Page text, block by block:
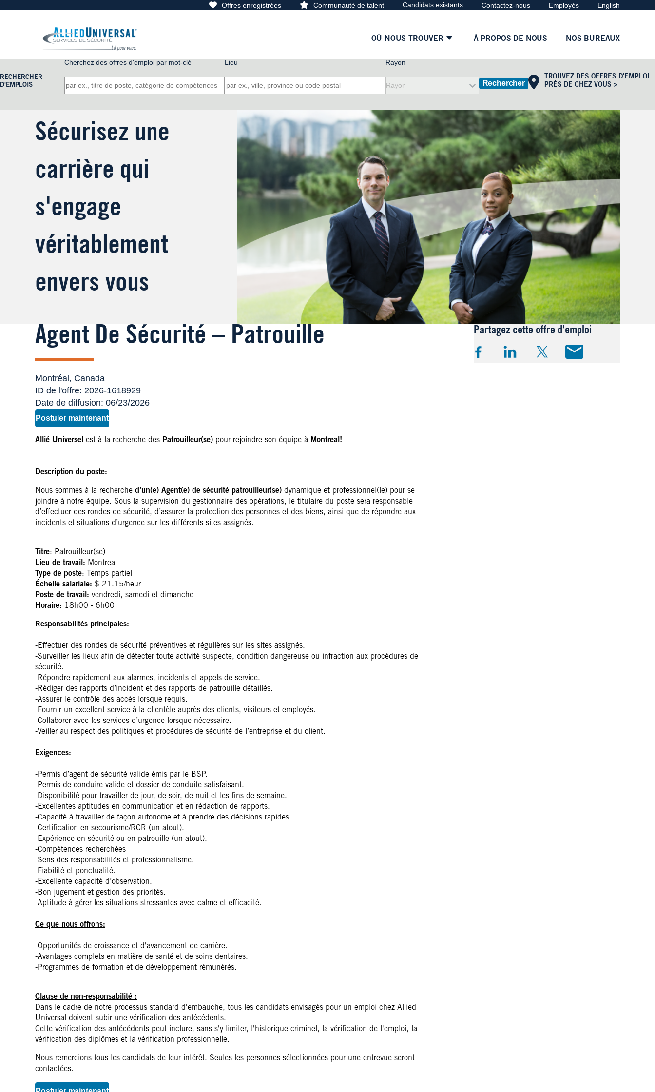
OÙ NOUS TROUVER À PROPOS DE NOUS NOS BUREAUX
Offres enregistrées Communauté de talent Candidats existants Contactez-nous Employés English
RECHERCHER
D'EMPLOIS
Cherchez des offres d'emploi par mot-clé Lieu Rayon
Rechercher
TROUVEZ DES OFFRES D'EMPLOI
PRÈS DE CHEZ VOUS >
Sécurisez une
carrière qui
s'engage
véritablement
envers vous
Agent De Sécurité – Patrouille
Agent
de
sécurité
–
Patrouille
Montréal, Canada
ID de l'offre: 2026-1618929
Date de diffusion: 06/23/2026
Postuler maintenant
Allié Universel est à la recherche des Patrouilleur(se) pour rejoindre son équipe à Montreal!
Description du poste:
Nous sommes à la recherche d’un(e) Agent(e) de sécurité patrouilleur(se) dynamique et professionnel(le) pour se
joindre à notre équipe. Sous la supervision du gestionnaire des opérations, le titulaire du poste sera responsable
d’effectuer des rondes de sécurité, d’assurer la protection des personnes et des biens, ainsi que de répondre aux
incidents et situations d’urgence sur les différents sites assignés.
Titre: Patrouilleur(se)
Lieu de travail: Montreal
Type de poste: Temps partiel
Échelle salariale: $ 21.15/heur
Poste de travail: vendredi, samedi et dimanche
Horaire: 18h00 - 6h00
Responsabilités principales:
-Effectuer des rondes de sécurité préventives et régulières sur les sites assignés.
-Surveiller les lieux afin de détecter toute activité suspecte, condition dangereuse ou infraction aux procédures de
sécurité.
-Répondre rapidement aux alarmes, incidents et appels de service.
-Rédiger des rapports d’incident et des rapports de patrouille détaillés.
-Assurer le contrôle des accès lorsque requis.
-Fournir un excellent service à la clientèle auprès des clients, visiteurs et employés.
-Collaborer avec les services d’urgence lorsque nécessaire.
-Veiller au respect des politiques et procédures de sécurité de l’entreprise et du client.
Exigences:
-Permis d’agent de sécurité valide émis par le BSP.
-Permis de conduire valide et dossier de conduite satisfaisant.
-Disponibilité pour travailler de jour, de soir, de nuit et les fins de semaine.
-Excellentes aptitudes en communication et en rédaction de rapports.
-Capacité à travailler de façon autonome et à prendre des décisions rapides.
-Certification en secourisme/RCR (un atout).
-Expérience en sécurité ou en patrouille (un atout).
-Compétences recherchées
-Sens des responsabilités et professionnalisme.
-Fiabilité et ponctualité.
-Excellente capacité d’observation.
-Bon jugement et gestion des priorités.
-Aptitude à gérer les situations stressantes avec calme et efficacité.
Ce que nous offrons:
-Opportunités de croissance et d'avancement de carrière.
-Avantages complets en matière de santé et de soins dentaires.
-Programmes de formation et de développement rémunérés.
Clause de non-responsabilité :
Dans le cadre de notre processus standard d'embauche, tous les candidats envisagés pour un emploi chez Allied
Universal doivent subir une vérification des antécédents.
Cette vérification des antécédents peut inclure, sans s'y limiter, l'historique criminel, la vérification de l'emploi, la
vérification des diplômes et la vérification professionnelle.
Nous remercions tous les candidats de leur intérêt. Seules les personnes sélectionnées pour une entrevue seront
contactées.
Partagez cette offre d'emploi